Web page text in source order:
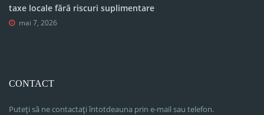
taxe locale fără riscuri suplimentare
mai 7, 2026
CONTACT
Puteți să ne contactați întotdeauna prin e-mail sau telefon.